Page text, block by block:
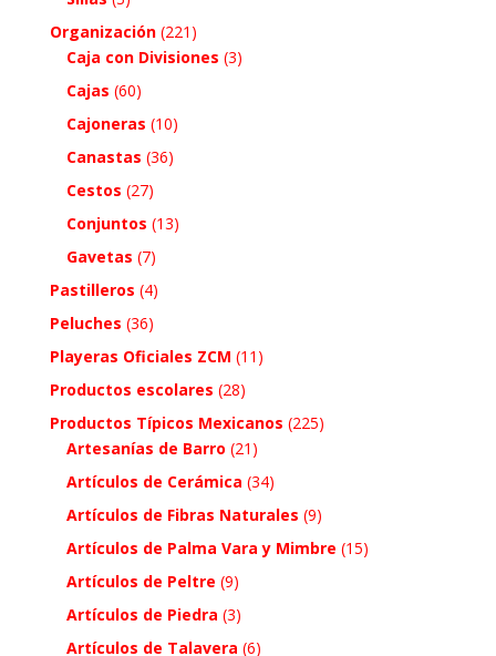
Organización (221)
Caja con Divisiones (3)
Cajas (60)
Cajoneras (10)
Canastas (36)
Cestos (27)
Conjuntos (13)
Gavetas (7)
Pastilleros (4)
Peluches (36)
Playeras Oficiales ZCM (11)
Productos escolares (28)
Productos Típicos Mexicanos (225)
Artesanías de Barro (21)
Artículos de Cerámica (34)
Artículos de Fibras Naturales (9)
Artículos de Palma Vara y Mimbre (15)
Artículos de Peltre (9)
Artículos de Piedra (3)
Artículos de Talavera (6)